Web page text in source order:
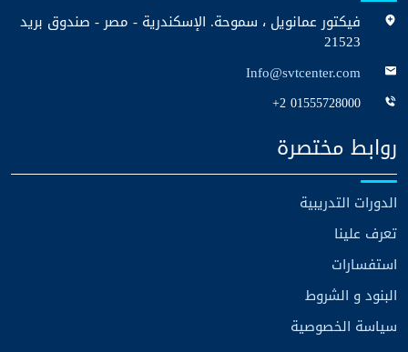
فيكتور عمانويل ، سموحة. الإسكندرية - مصر - صندوق بريد
21523
Info@svtcenter.com
+2 01555728000
روابط مختصرة
الدورات التدريبية
تعرف علينا
استفسارات
البنود و الشروط
سياسة الخصوصية